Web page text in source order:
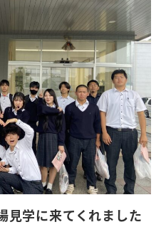
見学に来てくれました